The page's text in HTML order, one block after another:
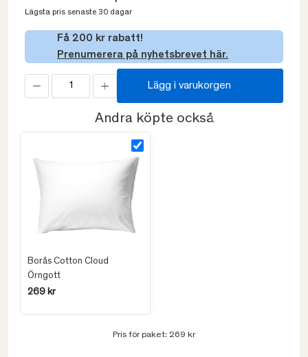
Lägsta pris senaste 30 dagar
Få 200 kr rabatt!
Prenumerera på nyhetsbrevet här.
Lägg i varukorgen
Andra köpte också
Borås Cotton Cloud
Örngott
269 kr
Pris för paket: 269 kr